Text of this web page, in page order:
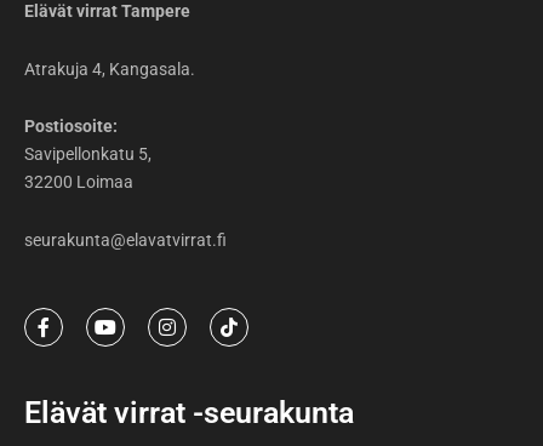
Elävät virrat Tampere
Atrakuja 4, Kangasala.
Postiosoite:
Savipellonkatu 5,
32200 Loimaa
seurakunta@elavatvirrat.fi
F
a
b
o
Y
o
b
I
n
g
T
i
k
Elävät virrat -seurakunta